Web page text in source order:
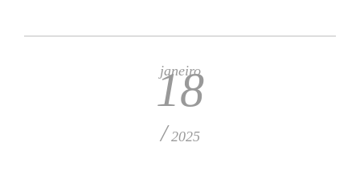
janeiro
18
/ 2025